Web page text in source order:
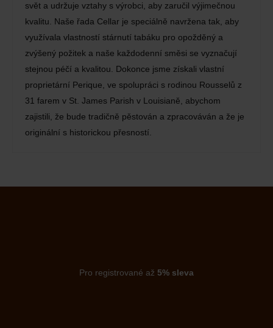
svět a udržuje vztahy s výrobci, aby zaručil výjimečnou
kvalitu. Naše řada Cellar je speciálně navržena tak, aby
využívala vlastností stárnutí tabáku pro opožděný a
zvýšený požitek a naše každodenní směsi se vyznačují
stejnou péčí a kvalitou. Dokonce jsme získali vlastní
proprietární Perique, ve spolupráci s rodinou Rousselů z
31 farem v St. James Parish v Louisianě, abychom
zajistili, že bude tradičně pěstován a zpracováván a že je
originální s historickou přesností.
Pro registrované až 5% sleva